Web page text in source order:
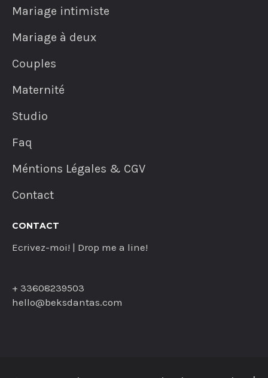
Mariage intimiste
Mariage à deux
Couples
Maternité
Studio
Faq
Méntions Légales & CGV
Contact
CONTACT
Ecrivez-moi! | Drop me a line!
+ 33608239503
hello@beksdantas.com